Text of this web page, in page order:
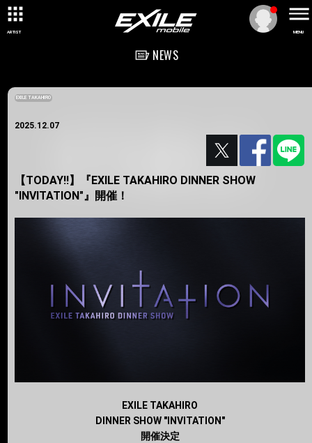
ARTIST MENU
NEWS
EXILE TAKAHIRO
2025.12.07
【TODAY!!】『EXILE TAKAHIRO DINNER SHOW
"INVITATION"』開催！
EXILE TAKAHIRO
DINNER SHOW "INVITATION"
開催決定